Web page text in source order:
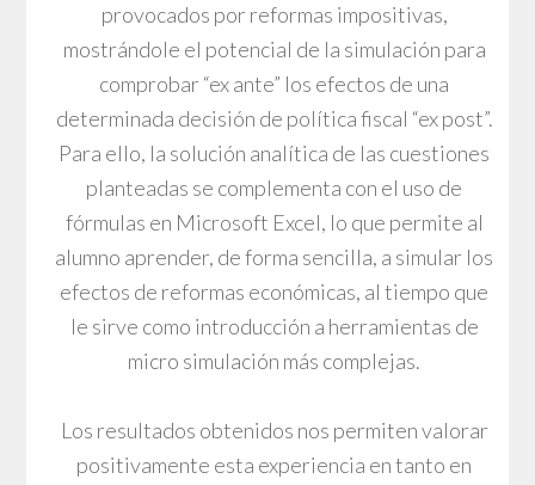
provocados por reformas impositivas,
mostrándole el potencial de la simulación para
comprobar “ex ante” los efectos de una
determinada decisión de política fiscal “ex post”.
Para ello, la solución analítica de las cuestiones
planteadas se complementa con el uso de
fórmulas en Microsoft Excel, lo que permite al
alumno aprender, de forma sencilla, a simular los
efectos de reformas económicas, al tiempo que
le sirve como introducción a herramientas de
micro simulación más complejas.
Los resultados obtenidos nos permiten valorar
positivamente esta experiencia en tanto en